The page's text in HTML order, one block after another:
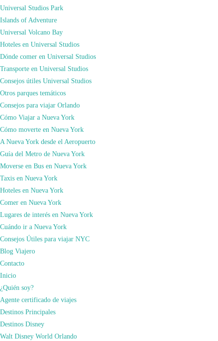
Universal Studios Park
Islands of Adventure
Universal Volcano Bay
Hoteles en Universal Studios
Dónde comer en Universal Studios
Transporte en Universal Studios
Consejos útiles Universal Studios
Otros parques temáticos
Consejos para viajar Orlando
Cómo Viajar a Nueva York
Cómo moverte en Nueva York
A Nueva York desde el Aeropuerto
Guía del Metro de Nueva York
Moverse en Bus en Nueva York
Taxis en Nueva York
Hoteles en Nueva York
Comer en Nueva York
Lugares de interés en Nueva York
Cuándo ir a Nueva York
Consejos Útiles para viajar NYC
Blog Viajero
Contacto
Inicio
¿Quién soy?
Agente certificado de viajes
Destinos Principales
Destinos Disney
Walt Disney World Orlando
Nada más entrar y cruzar los arcos de entrada, te encuentras con la auténtica
lámpara de Walt Disney en su escritorio, situado sobre la estación de
bomberos. Y una vez cruzada la plaza principal, descubre al fondo de Main
Street el castillo. A diferencia de otros parques, a este castillo te costará verlo,
ya que es el más pequeño de todos ellos. Pese a ello es un castillo con
muchísimo encanto.
En este parque te encontrarás con atracciones pioneras en su época y que
siguen intactas a día de hoy. Atracciones diseñadas, pensadas y creadas bajo los
mandos de Disney hace más de 50 años!! Por ejemplo tenemos las atracciones
originales (y que luego se llevaron a otros parques) como por ejemplo
Small World, Piratas del Caribe, La Mansión Encantada, Space Mountain,
Jungle Cruise…prácticamente todas. Y es que Disneyland en California, es un
museo sobre los parques temáticos aún en funcionamiento.
Para descubrir toda la magia que tiene este parque te dejo los vídeos de nuestra
visita.